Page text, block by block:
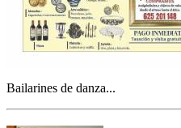
Bailarines de danza...